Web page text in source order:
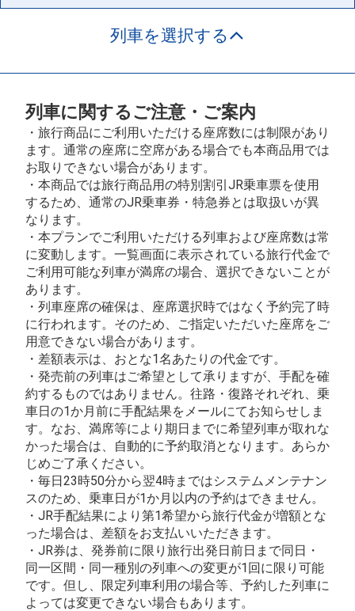
列車を選択する
列車に関するご注意・ご案内
・旅行商品にご利用いただける座席数には制限があり
ます。通常の座席に空席がある場合でも本商品用では
お取りできない場合があります。
・本商品では旅行商品用の特別割引JR乗車票を使用
するため、通常のJR乗車券・特急券とは取扱いが異
なります。
・本プランでご利用いただける列車および座席数は常
に変動します。一覧画面に表示されている旅行代金で
ご利用可能な列車が満席の場合、選択できないことが
あります。
・列車座席の確保は、座席選択時ではなく予約完了時
に行われます。そのため、ご指定いただいた座席をご
用意できない場合があります。
・差額表示は、おとな1名あたりの代金です。
・発売前の列車はご希望として承りますが、手配を確
約するものではありません。往路・復路それぞれ、乗
車日の1か月前に手配結果をメールにてお知らせしま
す。なお、満席等により期日までに希望列車が取れな
かった場合は、自動的に予約取消となります。あらか
じめご了承ください。
・毎日23時50分から翌4時まではシステムメンテナン
スのため、乗車日が1か月以内の予約はできません。
・JR手配結果により第1希望から旅行代金が増額とな
った場合は、差額をお支払いいただきます。
・JR券は、発券前に限り旅行出発日前日まで同日・
同一区間・同一種別の列車への変更が1回に限り可能
です。但し、限定列車利用の場合等、予約した列車に
よっては変更できない場合もあります。